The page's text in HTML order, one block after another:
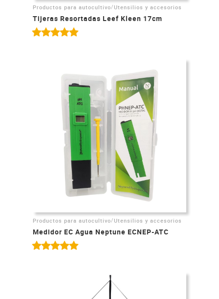
Productos para autocultivo/Utensilios y accesorios
Tijeras Resortadas Leef Kleen 17cm
Productos para autocultivo/Utensilios y accesorios
Medidor EC Agua Neptune ECNEP-ATC